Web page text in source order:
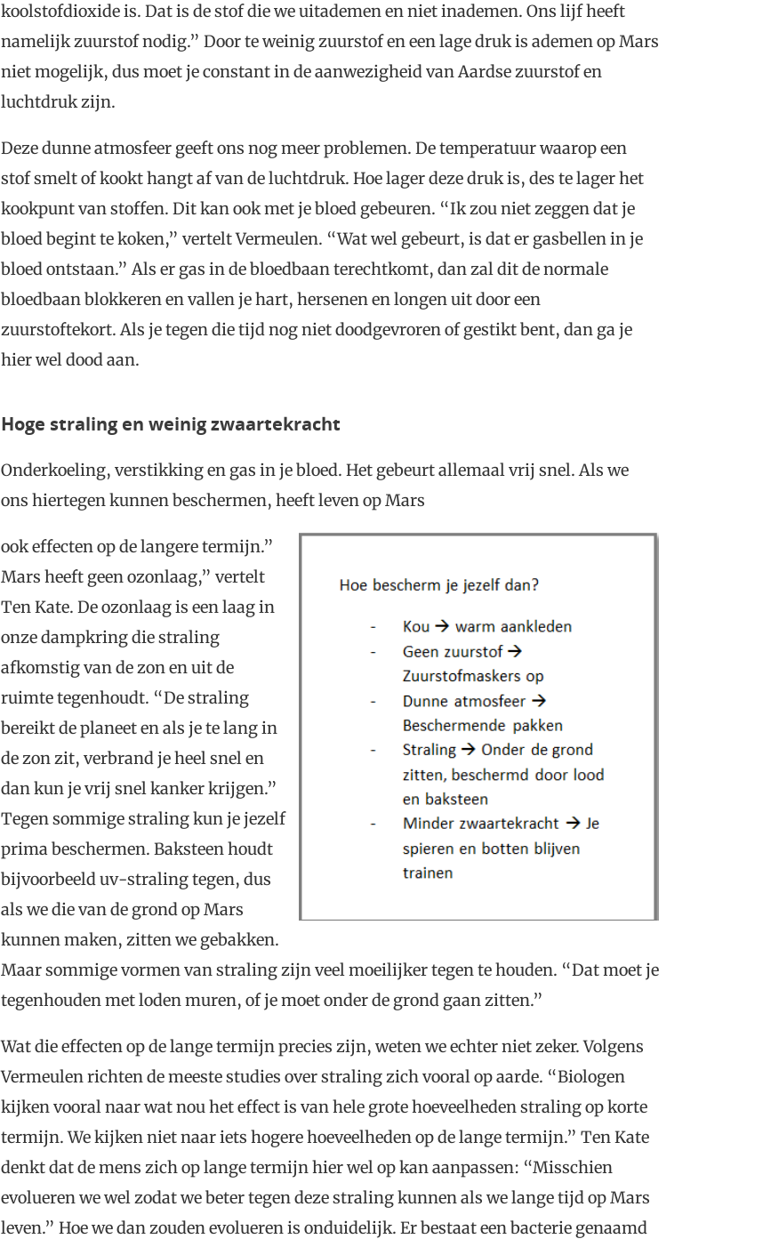
koolstofdioxide is. Dat is de stof die we uitademen en niet inademen. Ons lijf heeft
namelijk zuurstof nodig.” Door te weinig zuurstof en een lage druk is ademen op Mars
niet mogelijk, dus moet je constant in de aanwezigheid van Aardse zuurstof en
luchtdruk zijn.
Deze dunne atmosfeer geeft ons nog meer problemen. De temperatuur waarop een
stof smelt of kookt hangt af van de luchtdruk. Hoe lager deze druk is, des te lager het
kookpunt van stoffen. Dit kan ook met je bloed gebeuren. “Ik zou niet zeggen dat je
bloed begint te koken,” vertelt Vermeulen. “Wat wel gebeurt, is dat er gasbellen in je
bloed ontstaan.” Als er gas in de bloedbaan terechtkomt, dan zal dit de normale
bloedbaan blokkeren en vallen je hart, hersenen en longen uit door een
zuurstoftekort. Als je tegen die tijd nog niet doodgevroren of gestikt bent, dan ga je
hier wel dood aan.
Hoge straling en weinig zwaartekracht
Onderkoeling, verstikking en gas in je bloed. Het gebeurt allemaal vrij snel. Als we
ons hiertegen kunnen beschermen, heeft leven op Mars
ook effecten op de langere termijn.”
Mars heeft geen ozonlaag,” vertelt
Ten Kate. De ozonlaag is een laag in
onze dampkring die straling
afkomstig van de zon en uit de
ruimte tegenhoudt. “De straling
bereikt de planeet en als je te lang in
de zon zit, verbrand je heel snel en
dan kun je vrij snel kanker krijgen.”
Tegen sommige straling kun je jezelf
prima beschermen. Baksteen houdt
bijvoorbeeld uv-straling tegen, dus
als we die van de grond op Mars
kunnen maken, zitten we gebakken.
Maar sommige vormen van straling zijn veel moeilijker tegen te houden. “Dat moet je
tegenhouden met loden muren, of je moet onder de grond gaan zitten.”
Wat die effecten op de lange termijn precies zijn, weten we echter niet zeker. Volgens
Vermeulen richten de meeste studies over straling zich vooral op aarde. “Biologen
kijken vooral naar wat nou het effect is van hele grote hoeveelheden straling op korte
termijn. We kijken niet naar iets hogere hoeveelheden op de lange termijn.” Ten Kate
denkt dat de mens zich op lange termijn hier wel op kan aanpassen: “Misschien
evolueren we wel zodat we beter tegen deze straling kunnen als we lange tijd op Mars
leven.” Hoe we dan zouden evolueren is onduidelijk. Er bestaat een bacterie genaamd